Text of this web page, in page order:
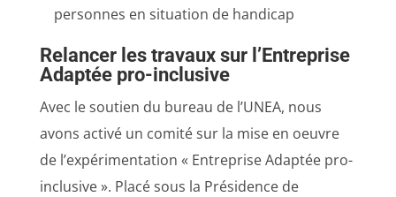
personnes en situation de handicap
Relancer les travaux sur l’Entreprise
Adaptée pro-inclusive
Avec le soutien du bureau de l’UNEA, nous
avons activé un comité sur la mise en oeuvre
de l’expérimentation « Entreprise Adaptée pro-
inclusive ». Placé sous la Présidence de